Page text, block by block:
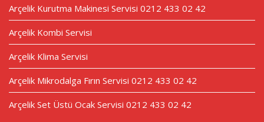
Arçelik Kurutma Makinesi Servisi 0212 433 02 42
Arçelik Kombi Servisi
Arçelik Klima Servisi
Arçelik Mikrodalga Fırın Servisi 0212 433 02 42
Arçelik Set Üstü Ocak Servisi 0212 433 02 42